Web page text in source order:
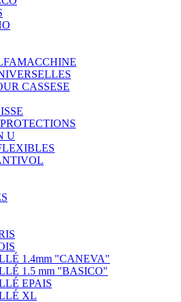
CASSESE
U
1.4mm "CANEVA"
1.5 mm "BASICO"
EPAIS
XL